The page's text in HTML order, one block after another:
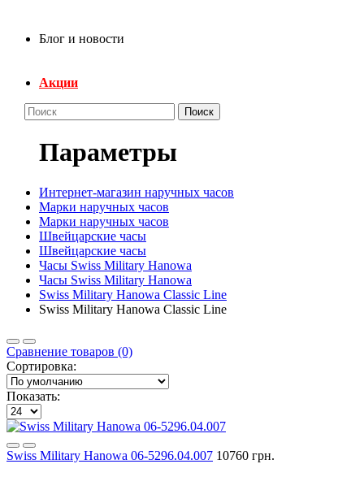
Блог и новости
Акции
Поиск
Параметры
Интернет-магазин наручных часов
Марки наручных часов
Марки наручных часов
Швейцарские часы
Швейцарские часы
Часы Swiss Military Hanowa
Часы Swiss Military Hanowa
Swiss Military Hanowa Classic Line
Swiss Military Hanowa Classic Line
Сравнение товаров (0)
Сортировка:
Показать:
Swiss Military Hanowa 06-5296.04.007 10760 грн.